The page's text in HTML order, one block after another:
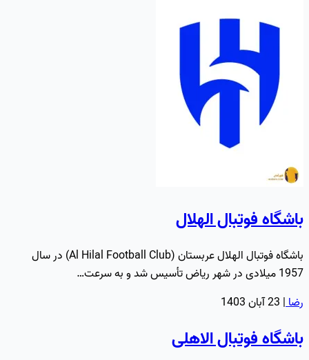
باشگاه فوتبال الهلال
باشگاه فوتبال الهلال عربستان (Al Hilal Football Club) در سال
1957 میلادی در شهر ریاض تأسیس شد و به سرعت…
رضا| 23 آبان 1403
باشگاه فوتبال الاهلی